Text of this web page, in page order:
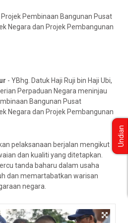
Pembinaan Bangunan Pusat
Negara dan Projek Pembangunan
- YBhg. Datuk Haji Ruji bin Haji Ubi,
Perpaduan Negara meninjau
Bangunan Pusat
Negara dan Projek Pembangunan
pelaksanaan berjalan mengikut
dan kualiti yang ditetapkan.
tanda baharu dalam usaha
dan memartabatkan warisan
negara.
Undian